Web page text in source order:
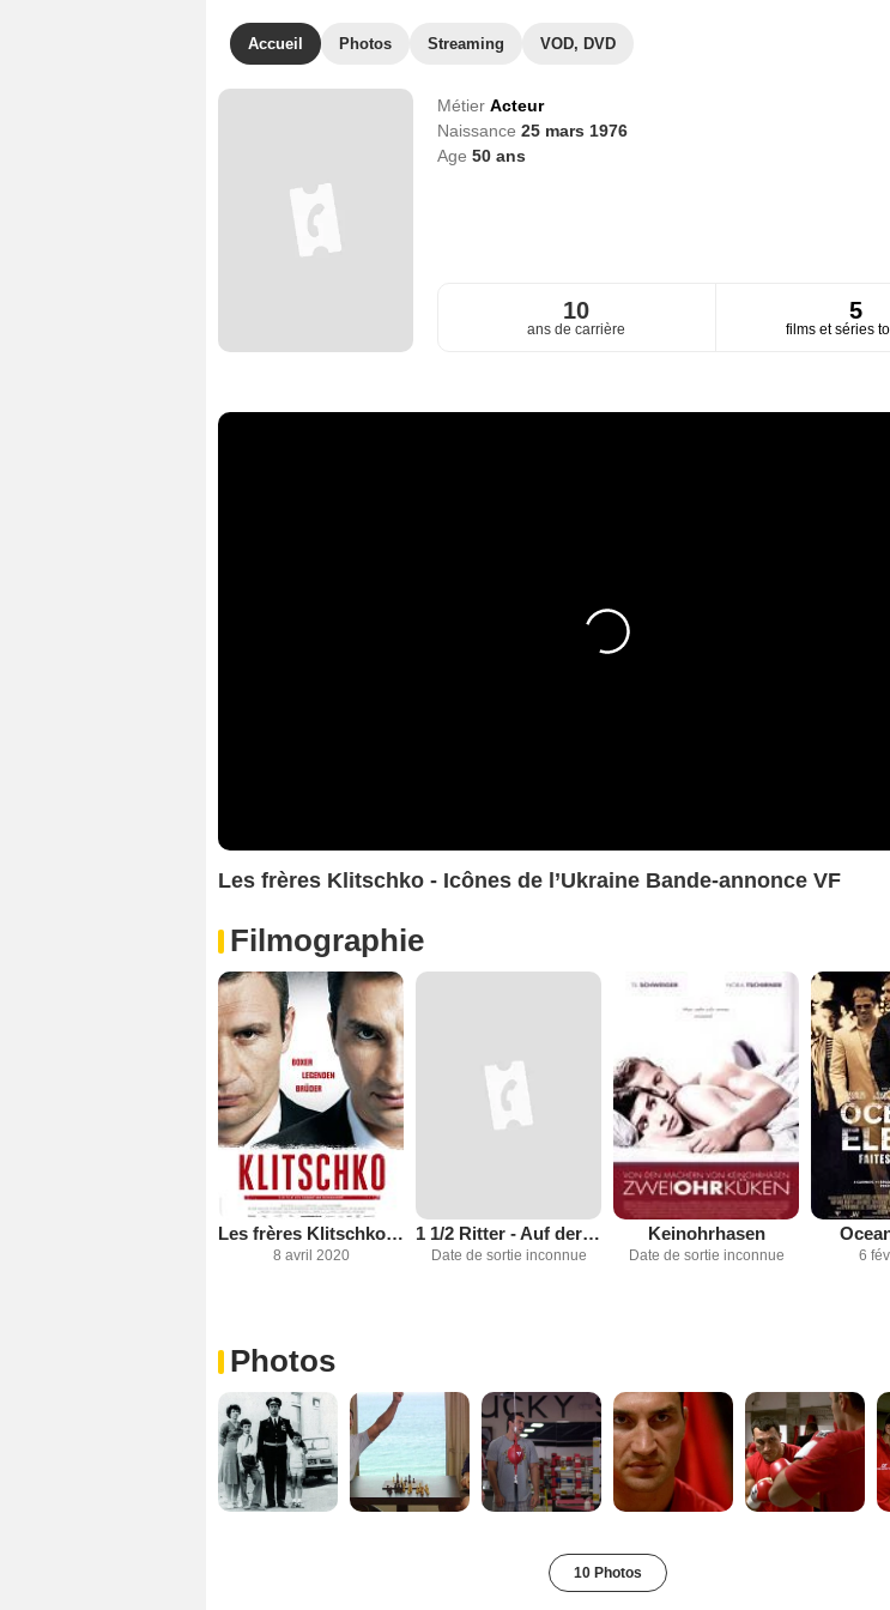
Accueil Photos Streaming VOD, DVD
Métier Acteur
Naissance 25 mars 1976
Age 50ans
10
ans de carrière
5
films et séries
Les frères Klitschko - Icônes de l’Ukraine Bande-annonce VF
Filmographie
Les frères Klitschko - Icônes de l’Ukraine
8 avril 2020
1 1/2 Ritter - Auf der Suche nach der hinreißenden Herzelinde
Date de sortie inconnue
Keinohrhasen
Date de sortie inconnue 6
Photos
10 Photos